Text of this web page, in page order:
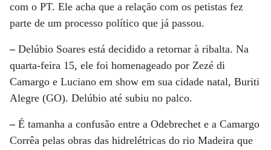
com o PT. Ele acha que a relação com os petistas fez
parte de um processo político que já passou.
–Delúbio Soares está decidido a retornar à ribalta. Na
quarta-feira 15, ele foi homenageado por Zezé di
Camargo e Luciano em show em sua cidade natal, Buriti
Alegre (GO). Delúbio até subiu no palco.
– É tamanha a confusão entre a Odebrechet e a Camargo
Corrêa pelas obras das hidrelétricas do rio Madeira que